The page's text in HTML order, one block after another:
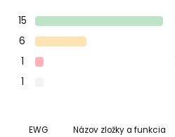
15
6
1
1
EWG Názov zložky a funkcia